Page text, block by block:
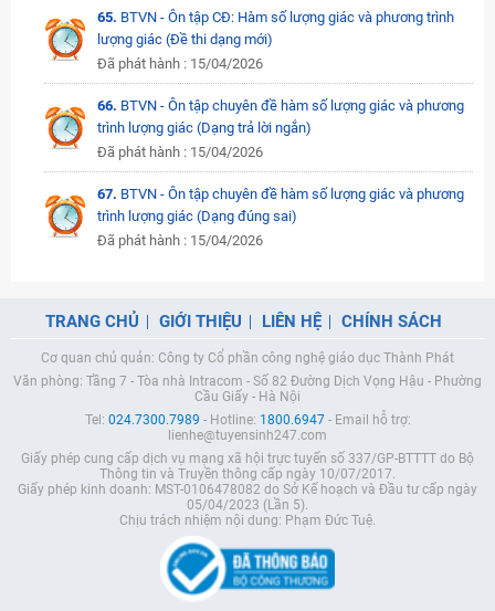
65. BTVN - Ôn tập CĐ: Hàm số lượng giác và phương trình
lượng giác (Đề thi dạng mới)
Đã phát hành : 15/04/2026
66. BTVN - Ôn tập chuyên đề hàm số lượng giác và phương
trình lượng giác (Dạng trả lời ngắn)
Đã phát hành : 15/04/2026
67. BTVN - Ôn tập chuyên đề hàm số lượng giác và phương
trình lượng giác (Dạng đúng sai)
Đã phát hành : 15/04/2026
TRANG CHỦ GIỚI THIỆU LIÊN HỆ CHÍNH SÁCH
Cơ quan chủ quản: Công ty Cổ phần công nghệ giáo dục Thành Phát
Văn phòng: Tầng 7 - Tòa nhà Intracom - Số 82 Đường Dịch Vọng Hậu - Phường
Cầu Giấy - Hà Nội
Tel: 024.7300.7989 - Hotline: 1800.6947- Email hỗ trợ:
lienhe@tuyensinh247.com
Giấy phép cung cấp dịch vụ mạng xã hội trực tuyến số 337/GP-BTTTT do Bộ
Thông tin và Truyền thông cấp ngày 10/07/2017.
Giấy phép kinh doanh: MST-0106478082 do Sở Kế hoạch và Đầu tư cấp ngày
05/04/2023 (Lần 5).
Chịu trách nhiệm nội dung: Phạm Đức Tuệ.